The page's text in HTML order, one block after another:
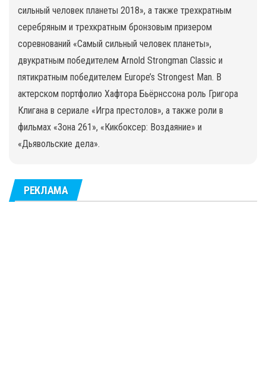
сильный человек планеты 2018», а также трехкратным
серебряным и трехкратным бронзовым призером
соревнований «Самый сильный человек планеты»,
двукратным победителем Arnold Strongman Classic и
пятикратным победителем Europe’s Strongest Man. В
актерском портфолио Хафтора Бьёрнссона роль Григора
Клигана в сериале «Игра престолов», а также роли в
фильмах «Зона 261», «Кикбоксер: Воздаяние» и
«Дьявольские дела».
РЕКЛАМА